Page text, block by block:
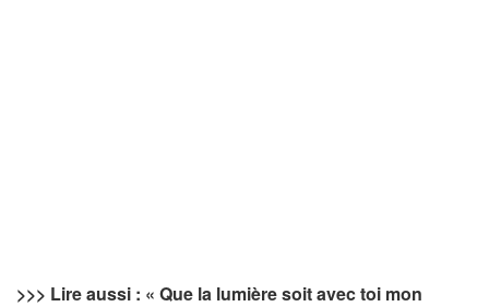
>>> Lire aussi : « Que la lumière soit avec toi mon